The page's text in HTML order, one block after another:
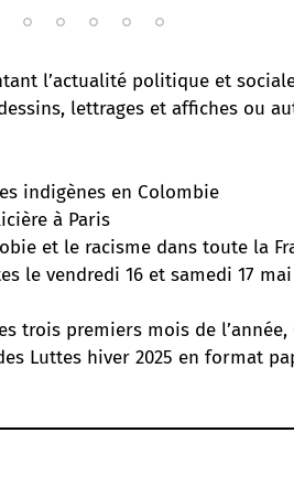
l’actualité politique et
lettrages et affiches ou
indigènes en Colombie
à Paris
et le racisme dans toute la
le vendredi 16 et samedi 17 mai
trois premiers mois de
Luttes hiver 2025 en format